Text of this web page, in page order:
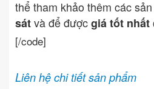
thể tham khảo thêm các
sátvà để đượcgiá tốt nhất
[/code]
Liên hệ chi tiết sản phẩm